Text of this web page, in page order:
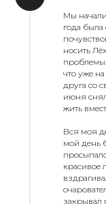
Мы
года
носить
что уже
друга со
июня
жить
Вся моя
мой день
красивое
закрывал